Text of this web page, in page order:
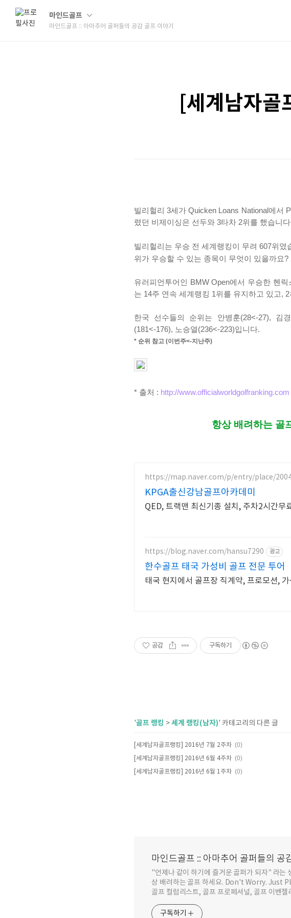
마인드골프
마인드골프 :: 아마추어 골퍼들의 공감 골프 이야기
[세계남자
빌리헐리 3세가 Quicken Loans National에서
렸던 비제이싱은 선두와 3타차 2위를 했습니
빌리헐리는 우승 전 세계랭킹이 무려 607위
위가 우승할 수 있는 종목이 무엇이 있을까요?
유러피언투어인 BMW Open에서 우승한 헨
는 14주 연속 세계랭킹 1위를 유지하고 있고,
한국 선수들의 순위는 안병훈(28<-27), 김
(181<-176), 노승열(236<-223)입니다.
* 순위 참고 (이번주<-지난주)
* 출처 : http://www.officialworldgolfranking.com
항상 배려하는 골
https://map.naver.com/p/entry/place/
KPGA출신강남골프아카데미
QED, 트랙맨 최신기종 설치, 주차2시간무
https://blog.naver.com/hansu7290 광고
한수골프 태국 가성비 골프 전문 투어
태국 현지에서 골프장 직계약, 프로모션,
공감 구독하기
'골프 랭킹 >세계 랭킹(남자)' 카테고리의 다른 글
[세계남자골프랭킹] 2016년 7월 2주차 (0)
[세계남자골프랭킹] 2016년 6월 4주차 (0)
[세계남자골프랭킹] 2016년 6월 1주차 (0)
마인드골프 :: 아마추어 골퍼들의 공
"언제나 같이 하기에 즐거운 골퍼가 되자" 라는
상 배려하는 골프 하세요. Don't Worry.
골프 컬럼리스트, 골프 프로페셔널, 골프 이벤젤
구독하기